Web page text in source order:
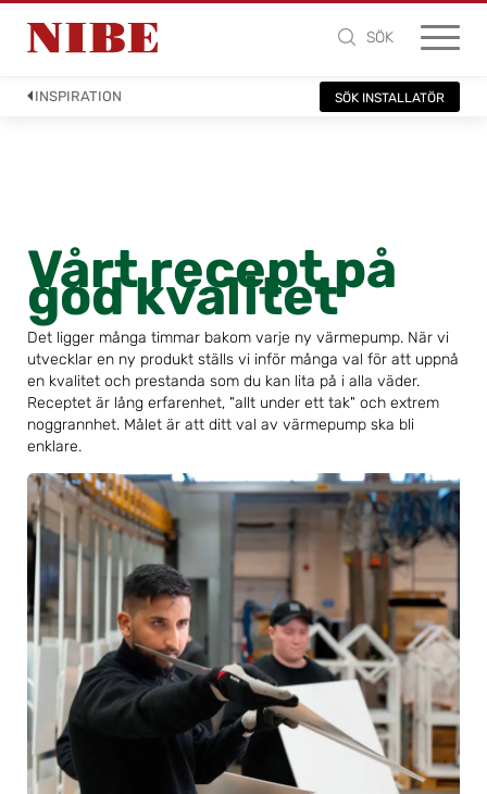
SÖK
INSPIRATION SÖK INSTALLATÖR
Vårt recept på
god kvalitet
Det ligger många timmar bakom varje ny värmepump. När vi
utvecklar en ny produkt ställs vi inför många val för att uppnå
en kvalitet och prestanda som du kan lita på i alla väder.
Receptet är lång erfarenhet, "allt under ett tak" och extrem
noggrannhet. Målet är att ditt val av värmepump ska bli
enklare.